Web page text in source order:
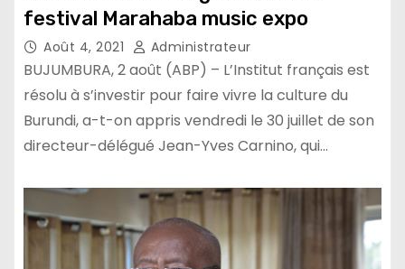
festival Marahaba music expo
Août 4, 2021 Administrateur
BUJUMBURA, 2 août (ABP) – L’Institut français est
résolu à s’investir pour faire vivre la culture du
Burundi, a-t-on appris vendredi le 30 juillet de son
directeur-délégué Jean-Yves Carnino, qui…